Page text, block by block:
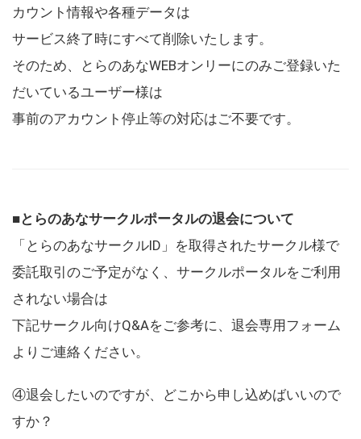
カウント情報や各種データは
サービス終了時にすべて削除いたします。
そのため、とらのあなWEBオンリーにのみご登録いた
だいているユーザー様は
事前のアカウント停止等の対応はご不要です。
■とらのあなサークルポータルの退会について
「とらのあなサークルID」を取得されたサークル様で
委託取引のご予定がなく、サークルポータルをご利用
されない場合は
下記サークル向けQ&Aをご参考に、退会専用フォーム
よりご連絡ください。
④退会したいのですが、どこから申し込めばいいので
すか？